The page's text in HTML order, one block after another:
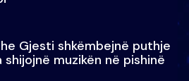
Gjesti shkëmbejnë puthje
shijojnë muzikën në pishinë